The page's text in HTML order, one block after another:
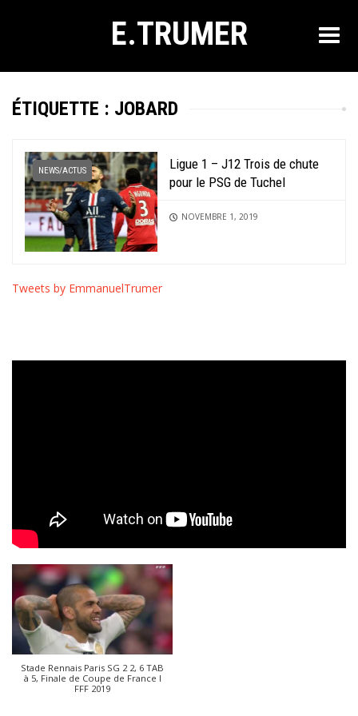
E.TRUMER
ÉTIQUETTE : JOBARD
NEWS/ACTUS
Ligue 1 – J12 Trois de chute
pour le PSG de Tuchel
NOVEMBRE 1, 2019
Tweets by EmmanuelTrumer
Stade Rennais Paris SG 2 2, 6 TAB
à 5, Finale de Coupe de France I
FFF 2019